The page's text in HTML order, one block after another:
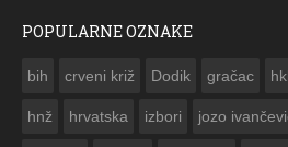
POPULARNE OZNAKE
bih crveni križ Dodik gračac
hnž hrvatska izbori jozo